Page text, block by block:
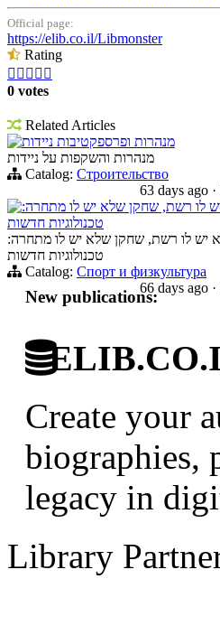
Official page:
https://elib.co.il/Libmonster
Rating
    
0 votes
Related Articles
מנהרות ופרספקטיבות ניידות
מנהרות והשקפות על ניידות
Catalog: Строительство
63 days ago ·
לו רשת, שחקן שלא יש לו מתחרה:
טכנולוגיות חדשות
יש לו רשת, שחקן שלא יש לו מתחרה:
טכנולוגיות חדשות
Catalog: Спорт и физкультура
66 days ago ·
New publications:
Create your
biographies,
legacy in
Library